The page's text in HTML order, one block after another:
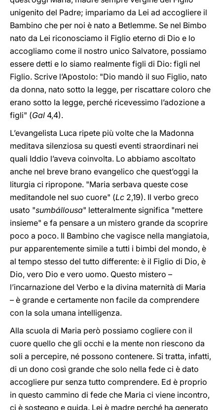
unigenito del Padre; impariamo da Lei ad accogliere il
Bambino che per noi è nato a Betlemme. Se nel Bimbo
nato da Lei riconosciamo il Figlio eterno di Dio e lo
accogliamo come il nostro unico Salvatore, possiamo
essere detti e lo siamo realmente figli di Dio: figli nel
Figlio. Scrive l’Apostolo: "Dio mandò il suo Figlio, nato
da donna, nato sotto la legge, per riscattare coloro che
erano sotto la legge, perché ricevessimo l’adozione a
figli" (Gal 4,4).
L’evangelista Luca ripete più volte che la Madonna
meditava silenziosa su questi eventi straordinari nei
quali Iddio l’aveva coinvolta. Lo abbiamo ascoltato
anche nel breve brano evangelico che quest’oggi la
liturgia ci ripropone. "Maria serbava queste cose
meditandole nel suo cuore" (Lc 2,19). Il verbo greco
usato "sumbállousa" letteralmente significa "mettere
insieme" e fa pensare a un mistero grande da scoprire
poco a poco. Il Bambino che vagisce nella mangiatoia,
pur apparentemente simile a tutti i bimbi del mondo, è
al tempo stesso del tutto differente: è il Figlio di Dio, è
Dio, vero Dio e vero uomo. Questo mistero –
l’incarnazione del Verbo e la divina maternità di Maria
– è grande e certamente non facile da comprendere
con la sola umana intelligenza.
Alla scuola di Maria però possiamo cogliere con il
cuore quello che gli occhi e la mente non riescono da
soli a percepire, né possono contenere. Si tratta, infatti,
di un dono così grande che solo nella fede ci è dato
accogliere pur senza tutto comprendere. Ed è proprio
in questo cammino di fede che Maria ci viene incontro,
ci è sostegno e guida. Lei è madre perché ha generato